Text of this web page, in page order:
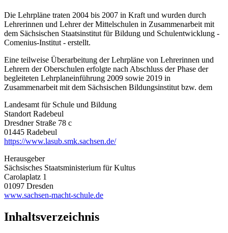
Die Lehrpläne traten 2004 bis 2007 in Kraft und wurden durch
Lehrerinnen und Lehrer der Mittelschulen in Zusammenarbeit mit
dem Sächsischen Staatsinstitut für Bildung und Schulentwicklung -
Comenius-Institut - erstellt.
Eine teilweise Überarbeitung der Lehrpläne von Lehrerinnen und
Lehrern der Oberschulen erfolgte nach Abschluss der Phase der
begleiteten Lehrplaneinführung 2009 sowie 2019 in
Zusammenarbeit mit dem Sächsischen Bildungsinstitut bzw. dem
Landesamt für Schule und Bildung
Standort Radebeul
Dresdner Straße 78 c
01445 Radebeul
https://www.lasub.smk.sachsen.de/
Herausgeber
Sächsisches Staatsministerium für Kultus
Carolaplatz 1
01097 Dresden
www.sachsen-macht-schule.de
Inhaltsverzeichnis